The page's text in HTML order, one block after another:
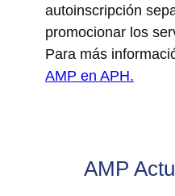
autoinscripción
promocionar los
Para más
AMP en APH.
AMP